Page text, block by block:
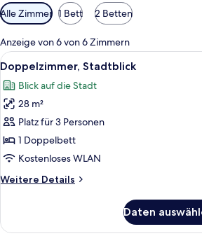
Verfügbare
Filter
für
Zimmer
Alle Zimmer 1 Bett 2 Betten
Anzeige von 6 von 6 Zimmern
Alle
Fotos
für
Doppelzimmer,
Stadtblick
anzeigen
Ein
3
Doppelzimmer, Stadtblick
Blick auf die Stadt
28 m²
Platz für 3 Personen
1 Doppelbett
Kostenloses WLAN
Weitere Details
Weitere
Stadtblick
Daten